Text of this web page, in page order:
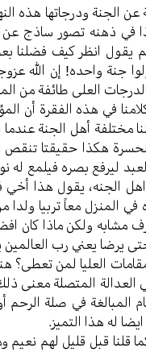
عن الجنة ودرجاتها هذه
في ذهنه تصور ساذج عن
یقول انظر کیف فضلنا
جنة واحده! إن الله
العلی طائفة من
في هذه الفقرة أن
مختلفة أهل الجنة
هکذا حقیقتا تنقص
لیرفع بصره فیلمع
الجنه، یقول هذا
في المنزل معاً تربیا
ولکن ماذا کان
یرضا یعني رب
العلیا لمن تعطی؟
المتصلة معنی
المبالغة في صلة
له هذا التمیز.
قلنا قبل قلیل لهم نعیم